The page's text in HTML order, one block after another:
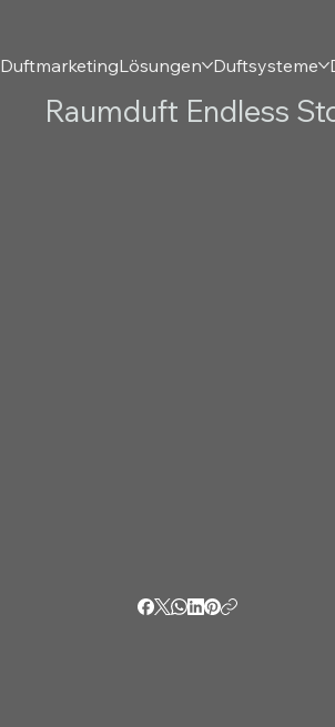
DuftmarketingLösungen Duftsysteme
Raumduft Endless